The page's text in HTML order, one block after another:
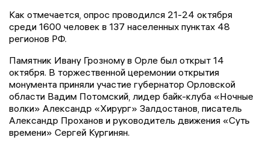
Как отмечается, опрос проводился 21-24 октября
среди 1600 человек в 137 населенных пунктах 48
регионов РФ.
Памятник Ивану Грозному в Орле был открыт 14
октября. В торжественной церемонии открытия
монумента приняли участие губернатор Орловской
области Вадим Потомский, лидер байк-клуба «Ночные
волки» Александр «Хирург» Залдостанов, писатель
Александр Проханов и руководитель движения «Суть
времени» Сергей Кургинян.